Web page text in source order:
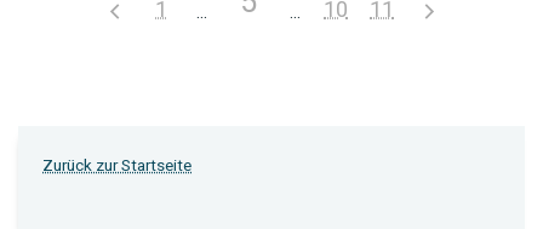
1 10 11
Zurück zur Startseite